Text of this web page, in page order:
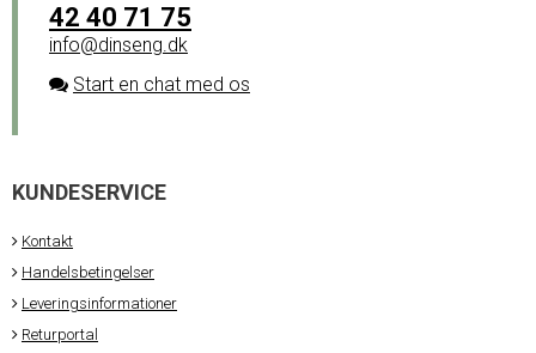
42 40 71 75
info@dinseng.dk
Start en chat med os
KUNDESERVICE
Kontakt
Handelsbetingelser
Leveringsinformationer
Returportal